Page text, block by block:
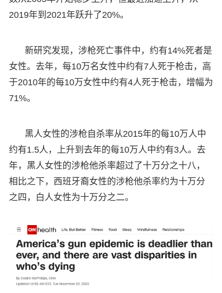
2019年到2021年跃升了20%。
新研究发现，涉枪死亡事件中，约有14%死者是
女性。去年，每10万名女性中约有7人死于枪击，高
于2010年的每10万女性中约有4人死于枪击，增幅为
71%。
黑人女性的涉枪自杀率从2015年的每10万人中
约有1.5人，上升到去年的每10万人中约有3人。去
年，黑人女性的涉枪他杀率超过了十万分之十八，
相比之下，西班牙裔女性的涉枪他杀率约为十万分
之四，白人女性为十万分之二。